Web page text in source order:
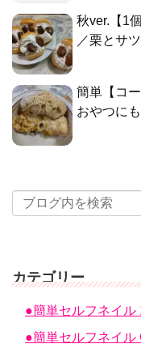
秋ver.【1
／栗とサ
簡単【コ
おやつに
カテゴリー
●簡単セルフネイル
●簡単セルフネイル